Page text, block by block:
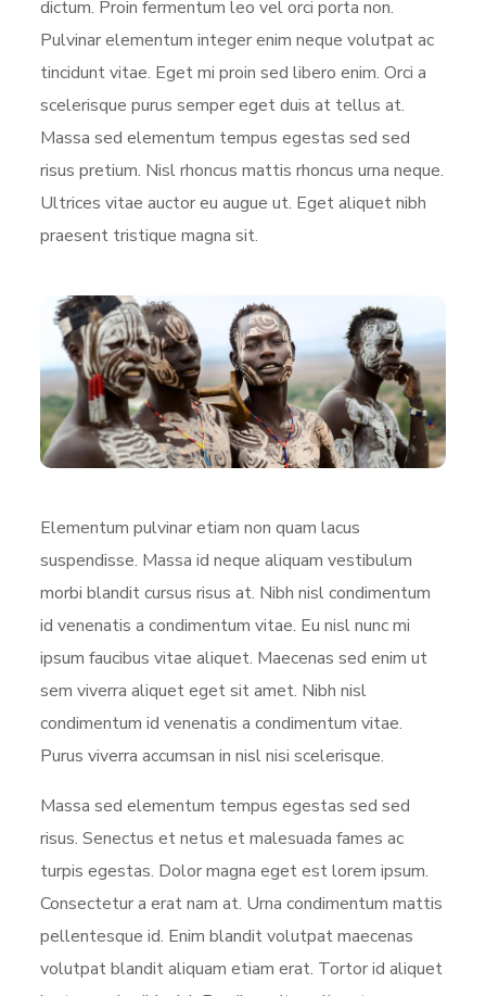
dictum. Proin fermentum leo vel orci porta non.
Pulvinar elementum integer enim neque volutpat ac
tincidunt vitae. Eget mi proin sed libero enim. Orci a
scelerisque purus semper eget duis at tellus at.
Massa sed elementum tempus egestas sed sed
risus pretium. Nisl rhoncus mattis rhoncus urna neque.
Ultrices vitae auctor eu augue ut. Eget aliquet nibh
praesent tristique magna sit.
Elementum pulvinar etiam non quam lacus
suspendisse. Massa id neque aliquam vestibulum
morbi blandit cursus risus at. Nibh nisl condimentum
id venenatis a condimentum vitae. Eu nisl nunc mi
ipsum faucibus vitae aliquet. Maecenas sed enim ut
sem viverra aliquet eget sit amet. Nibh nisl
condimentum id venenatis a condimentum vitae.
Purus viverra accumsan in nisl nisi scelerisque.
Massa sed elementum tempus egestas sed sed
risus. Senectus et netus et malesuada fames ac
turpis egestas. Dolor magna eget est lorem ipsum.
Consectetur a erat nam at. Urna condimentum mattis
pellentesque id. Enim blandit volutpat maecenas
volutpat blandit aliquam etiam erat. Tortor id aliquet